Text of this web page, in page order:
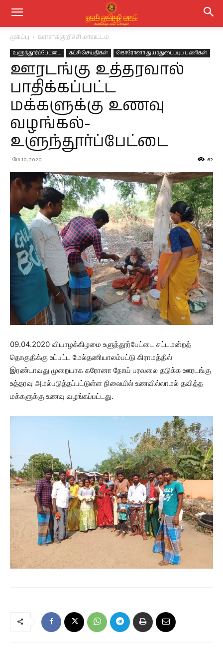
முகப்பு கள்ளக்குறிச்சி மாவட்டம்
உளுந்தூர்ப்பேட்டை கட்சி செய்திகள் கொரோனா துயர்துடைப்புப் பணிகள்
ஊரடங்கு உத்தரவால்
பாதிக்கப்பட்ட
மக்களுக்கு உணவு
வழங்கல்-
உளுந்தூர்ப்பேட்டை
மே 10, 2020 62
09.04.2020 வியாழக்கிழமை உளுந்தூர்பேட்டை சட்டமன்றத்
தொகுதிக்கு உட்பட்ட மேல்தணியாலம்பட்டு கிராமத்தில்
இரண்டாவது முறையாக கரோனா நோய் பரவலை தடுக்க ஊரடங்கு
உத்தரவு அமல்படுத்தப்பட்டுள்ள நிலையில் உணவில்லாமல் தவித்த
மக்களுக்கு உணவு வழங்கப்பட்டது.